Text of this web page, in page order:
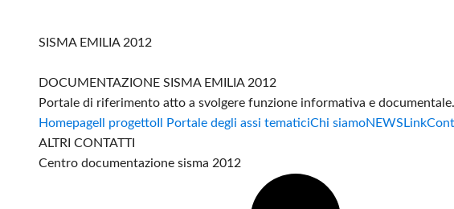
SISMA EMILIA 2012
DOCUMENTAZIONE SISMA EMILIA 2012
Portale di riferimento atto a svolgere funzione informativa e documentale.
Homepage Il progetto Il Portale degli assi tematiciChi siamoNEWS Link
ALTRI CONTATTI
Centro documentazione sisma 2012